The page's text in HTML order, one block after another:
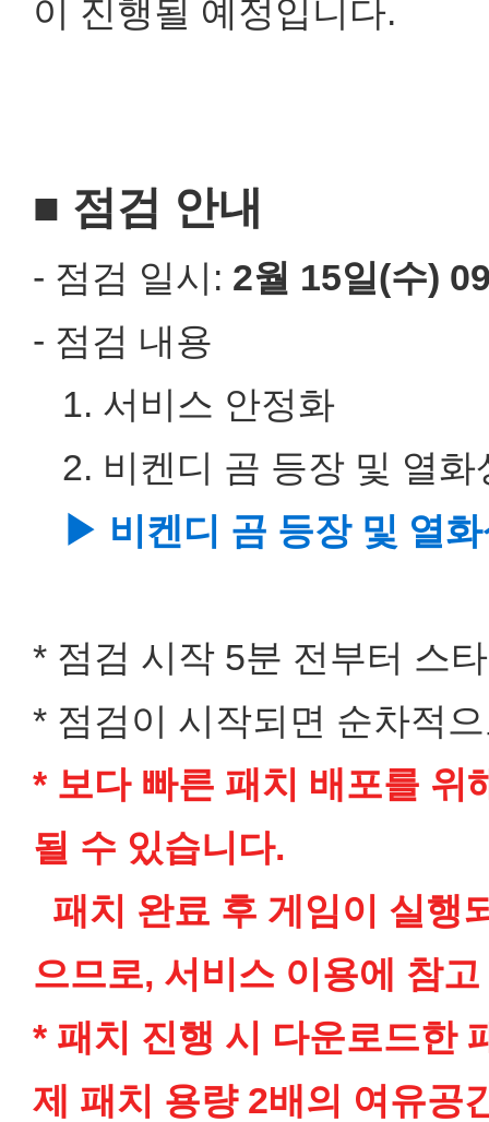
이 진행될 예정입니다.
■ 점검 안내
- 점검 일시: 2월 15일(수)
- 점검 내용
1. 서비스 안정화
2. 비켄디 곰 등장 및 열
▶ 비켄디 곰 등장 및 열
* 점검 시작 5분 전부터 스
* 점검이 시작되면 순차적
* 보다 빠른 패치 배포를 위
될 수 있습니다.
패치 완료 후 게임이 실행
으므로, 서비스 이용에 참
* 패치 진행 시 다운로드한
제 패치 용량 2배의 여유공